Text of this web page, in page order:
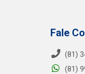
Fale
(81)
(81)